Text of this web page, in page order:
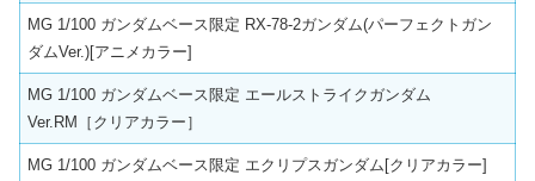
MG 1/100 ガンダムベース限定 RX-78-2ガンダム(パーフェクトガン
ダムVer.)[アニメカラー]
MG 1/100 ガンダムベース限定 エールストライクガンダム
Ver.RM［クリアカラー］
MG 1/100 ガンダムベース限定 エクリプスガンダム[クリアカラー]